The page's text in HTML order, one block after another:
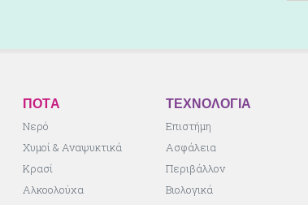
ΠΟΤA
Νερό
Χυμοί & Αναψυκτικά
Κρασί
Αλκοολούχα
ΤΕΧΝΟΛΟΓΙΑ
Επιστήμη
Ασφάλεια
Περιβάλλον
Βιολογικά